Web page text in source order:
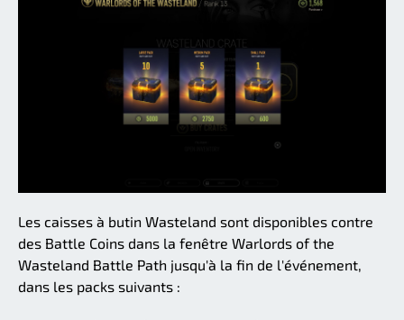
Les caisses à butin Wasteland sont disponibles contre
des Battle Coins dans la fenêtre Warlords of the
Wasteland Battle Path jusqu'à la fin de l'événement,
dans les packs suivants :